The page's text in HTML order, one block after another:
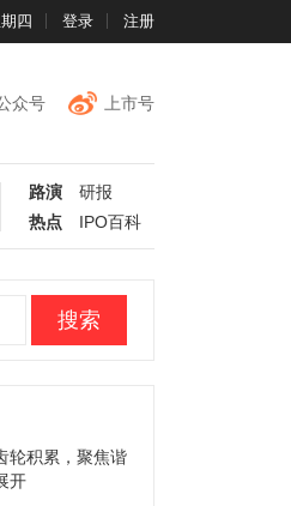
四 登录 注册
众号 上市号
路演
研报
热点
IPO百科
轮积累，聚焦谐
开